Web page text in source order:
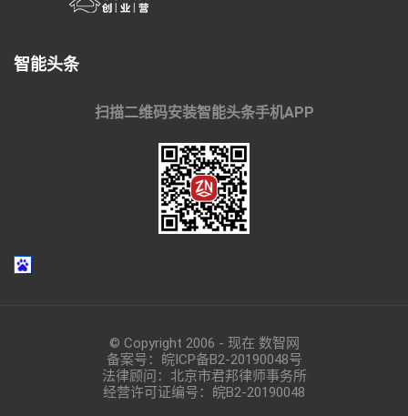
智能头条
扫描二维码安装智能头条手机APP
© Copyright 2006 - 现在 数智网
备案号： 皖ICP备B2-20190048号
法律顾问：北京市君邦律师事务所
经营许可证编号：皖B2-20190048